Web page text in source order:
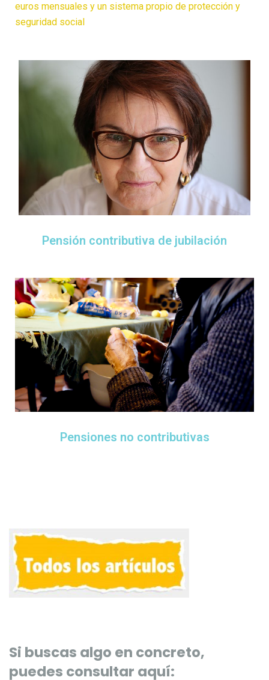
euros mensuales y un sistema propio de protección y
seguridad social
Pensión contributiva de jubilación
Pensiones no contributivas
Si buscas algo en concreto,
puedes consultar aquí: